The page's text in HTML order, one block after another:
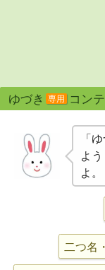
ゆづき 専用 コン
「
よ
よ。
二つ名